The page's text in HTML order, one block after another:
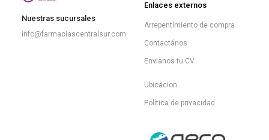
Nuestras sucursales
info@farmaciascentralsur.com
Enlaces externos
Arrepentimiento de compra
Contactános
Envianos tu CV
Ubicacion
Política de privacidad